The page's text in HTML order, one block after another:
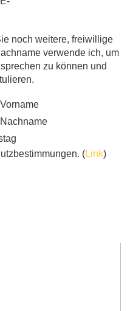
noch weitere, freiwillige
verwende ich, um
zu können und
Vorname
Nachname
(Link)